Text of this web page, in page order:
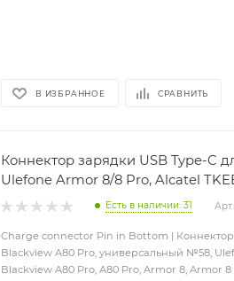
В ИЗБРАННОЕ СРАВНИТЬ
Коннектор зарядки USB Type-C
Ulefone Armor 8/8 Pro, Alcatel
Есть в наличии: 31
Charge connector Pin in Bottom | Коннектор
Blackview A80 Pro, универсальный №58,
Blackview A80 Pro, A80 Pro, Armor 8, Armor 8